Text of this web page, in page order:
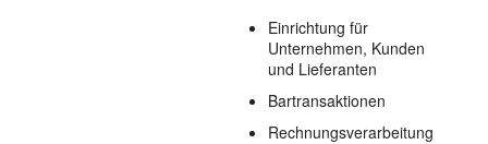
Einrichtung für
Unternehmen, Kunden
und Lieferanten
Bartransaktionen
Rechnungsverarbeitung